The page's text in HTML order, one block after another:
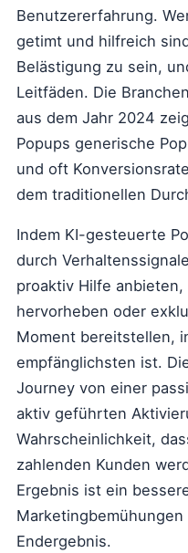
Benutzererfahrung.
getimt und hilfreich
Belästigung zu sein,
Leitfäden. Die
aus dem Jahr 2024
Popups generische
und oft
dem traditionellen
Indem KI-gesteuerte
durch
proaktiv Hilfe
hervorheben oder
Moment bereitstellen,
empfänglichsten ist.
Journey von einer
aktiv geführten
Wahrscheinlichkeit,
zahlenden Kunden
Ergebnis ist ein
Endergebnis.